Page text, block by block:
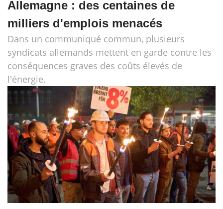
Allemagne : des centaines de
milliers d'emplois menacés
Dans un communiqué commun, plusieurs
syndicats allemands mettent en garde contre les
conséquences graves des coûts élevés de
l'énergie.